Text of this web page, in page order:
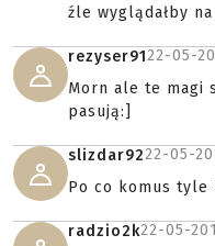
źle wyglądałby
rezyser9122-05-
Morn ale te magi
pasują:]
slizdar9222-05-
Po co komus tyle
radzio2k22-05-